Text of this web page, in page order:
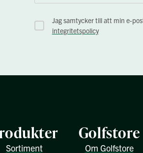
Jag samtycker till att min e-
integritetspolicy
Sortiment
Golfstore
Om Golfstore